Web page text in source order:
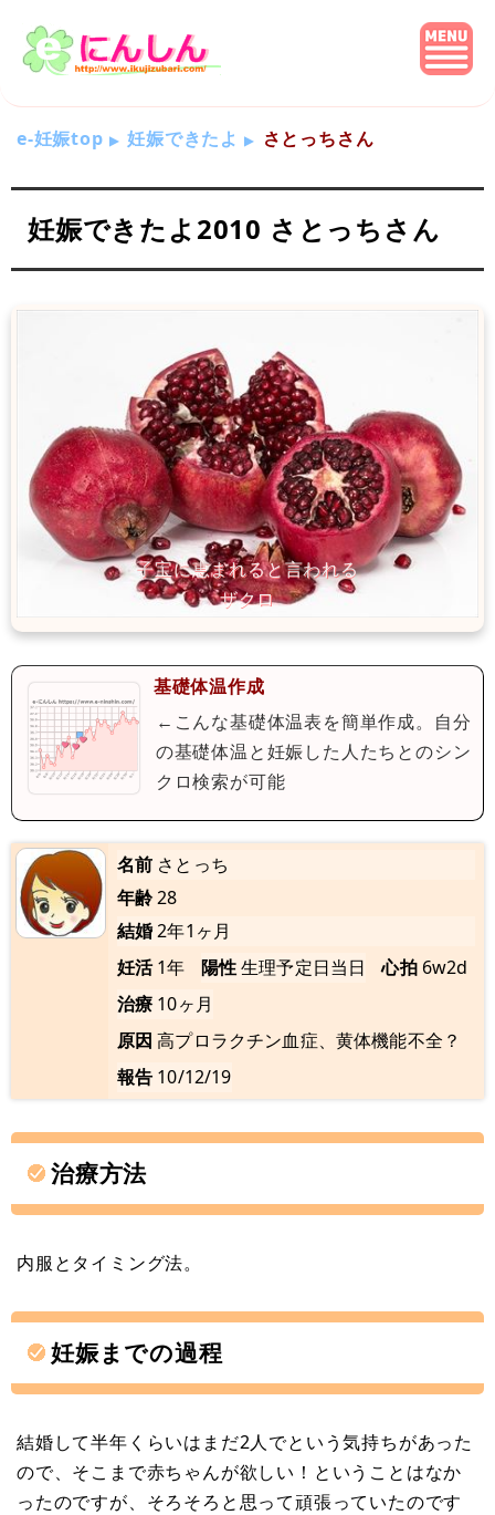
e-妊娠top 妊娠できたよ さとっちさん
妊娠できたよ2010 さとっちさん
基礎体温作成
←こんな基礎体温表を簡単作成。自分
の基礎体温と妊娠した人たちとのシン
クロ検索が可能
名前 さとっち
年齢28
結婚2年1ヶ月
妊活 1年 陽性生理予定日当日 心拍 6w2d
治療 10ヶ月
原因 高プロラクチン血症、黄体機能不全？
報告 10/12/19
治療方法
内服とタイミング法。
妊娠までの過程
結婚して半年くらいはまだ2人でという気持ちがあった
ので、そこまで赤ちゃんが欲しい！ということはなか
ったのですが、そろそろと思って頑張っていたのです